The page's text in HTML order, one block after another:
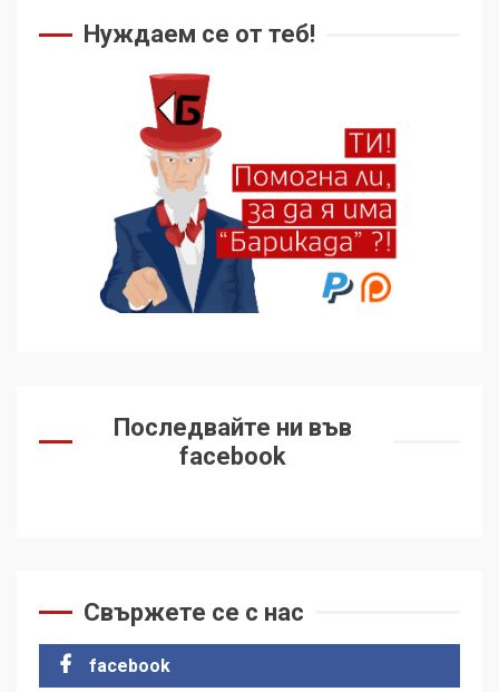
Нуждаем се от теб!
Последвайте ни във
facebook
Свържете се с нас
facebook